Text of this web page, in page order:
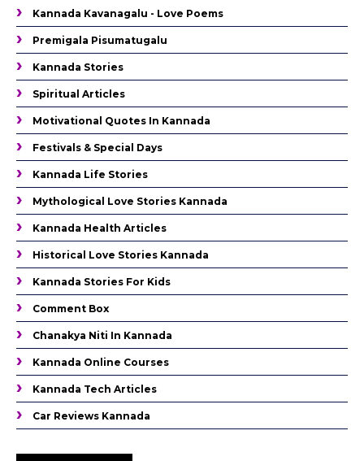
Kannada Kavanagalu - Love Poems
Premigala Pisumatugalu
Kannada Stories
Spiritual Articles
Motivational Quotes In Kannada
Festivals & Special Days
Kannada Life Stories
Mythological Love Stories Kannada
Kannada Health Articles
Historical Love Stories Kannada
Kannada Stories For Kids
Comment Box
Chanakya Niti In Kannada
Kannada Online Courses
Kannada Tech Articles
Car Reviews Kannada